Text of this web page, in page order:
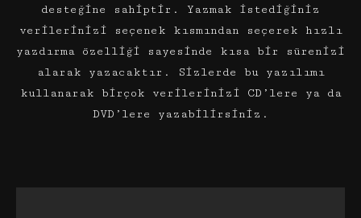
desteğine sahiptir. Yazmak istediğiniz
verilerinizi seçenek kısmından seçerek hızlı
yazdırma özelliği sayesinde kısa bir sürenizi
alarak yazacaktır. Sizlerde bu yazılımı
kullanarak birçok verilerinizi CD’lere ya da
DVD’lere yazabilirsiniz.